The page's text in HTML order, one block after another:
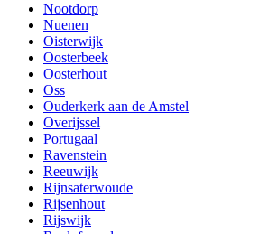
Nootdorp
Nuenen
Oisterwijk
Oosterbeek
Oosterhout
Oss
Ouderkerk aan de Amstel
Overijssel
Portugaal
Ravenstein
Reeuwijk
Rijnsaterwoude
Rijsenhout
Rijswijk